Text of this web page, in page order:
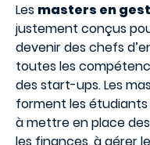
Les masters en
justement conçus
devenir des chefs
toutes les
des start-ups. Les
forment les étudiants
à mettre en place